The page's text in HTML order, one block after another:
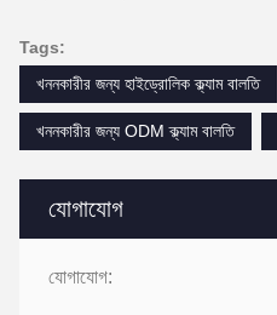
যোগাযোগ
যোগাযোগ:
Tags:
খননকারীর জন্য হাইড্রোলিক ক্ল্যাম বালতি
খননকারীর জন্য ODM ক্ল্যাম বালতি